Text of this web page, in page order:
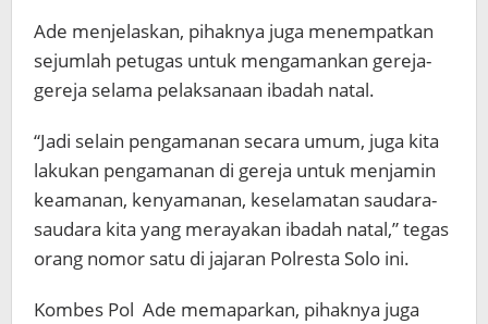
Ade menjelaskan, pihaknya juga menempatkan
sejumlah petugas untuk mengamankan gereja-
gereja selama pelaksanaan ibadah natal.
“Jadi selain pengamanan secara umum, juga kita
lakukan pengamanan di gereja untuk menjamin
keamanan, kenyamanan, keselamatan saudara-
saudara kita yang merayakan ibadah natal,” tegas
orang nomor satu di jajaran Polresta Solo ini.
Kombes Pol Ade memaparkan, pihaknya juga